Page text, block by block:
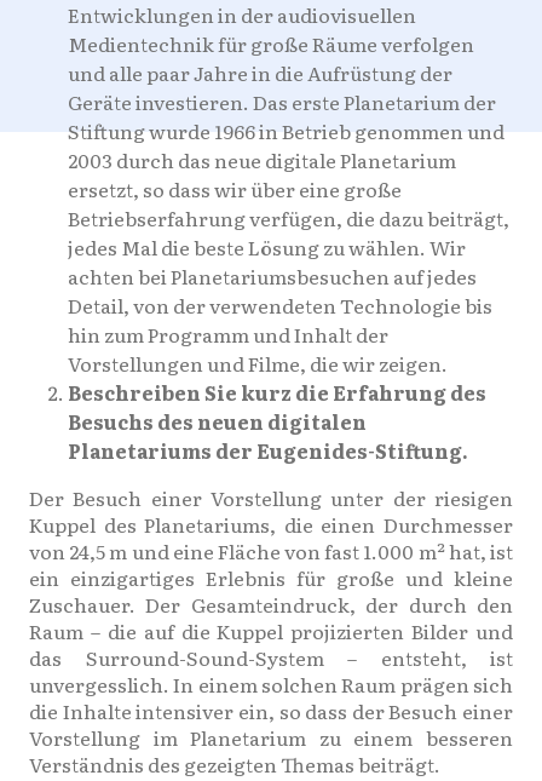
Entwicklungen in der audiovisuellen
Medientechnik für große Räume verfolgen
und alle paar Jahre in die Aufrüstung der
Geräte investieren. Das erste Planetarium der
Stiftung wurde 1966 in Betrieb genommen und
2003 durch das neue digitale Planetarium
ersetzt, so dass wir über eine große
Betriebserfahrung verfügen, die dazu beiträgt,
jedes Mal die beste Lösung zu wählen. Wir
achten bei Planetariumsbesuchen auf jedes
Detail, von der verwendeten Technologie bis
hin zum Programm und Inhalt der
Vorstellungen und Filme, die wir zeigen.
Beschreiben Sie kurz die Erfahrung des
Besuchs des neuen digitalen
Planetariums der Eugenides-Stiftung.
Der Besuch einer Vorstellung unter der riesigen
Kuppel des Planetariums, die einen Durchmesser
von 24,5 m und eine Fläche von fast 1.000 m² hat, ist
ein einzigartiges Erlebnis für große und kleine
Zuschauer. Der Gesamteindruck, der durch den
Raum – die auf die Kuppel projizierten Bilder und
das Surround-Sound-System – entsteht, ist
unvergesslich. In einem solchen Raum prägen sich
die Inhalte intensiver ein, so dass der Besuch einer
Vorstellung im Planetarium zu einem besseren
Verständnis des gezeigten Themas beiträgt.